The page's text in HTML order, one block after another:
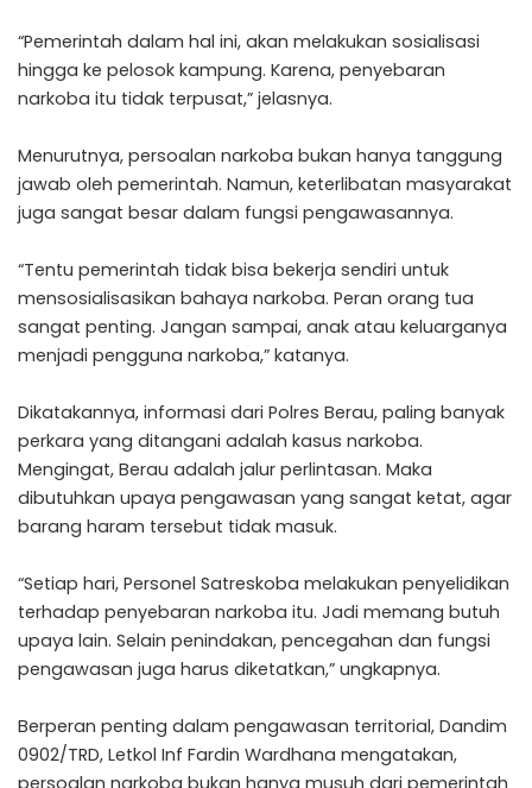
“Pemerintah dalam hal ini, akan melakukan sosialisasi
hingga ke pelosok kampung. Karena, penyebaran
narkoba itu tidak terpusat,” jelasnya.
Menurutnya, persoalan narkoba bukan hanya tanggung
jawab oleh pemerintah. Namun, keterlibatan masyarakat
juga sangat besar dalam fungsi pengawasannya.
“Tentu pemerintah tidak bisa bekerja sendiri untuk
mensosialisasikan bahaya narkoba. Peran orang tua
sangat penting. Jangan sampai, anak atau keluarganya
menjadi pengguna narkoba,” katanya.
Dikatakannya, informasi dari Polres Berau, paling banyak
perkara yang ditangani adalah kasus narkoba.
Mengingat, Berau adalah jalur perlintasan. Maka
dibutuhkan upaya pengawasan yang sangat ketat, agar
barang haram tersebut tidak masuk.
“Setiap hari, Personel Satreskoba melakukan penyelidikan
terhadap penyebaran narkoba itu. Jadi memang butuh
upaya lain. Selain penindakan, pencegahan dan fungsi
pengawasan juga harus diketatkan,” ungkapnya.
Berperan penting dalam pengawasan territorial, Dandim
0902/TRD, Letkol Inf Fardin Wardhana mengatakan,